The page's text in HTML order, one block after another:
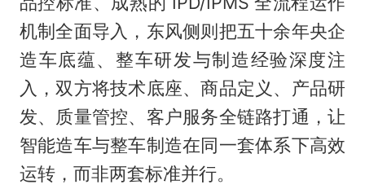
机制全面导入，东风侧则把五十余年央企
造车底蕴、整车研发与制造经验深度注
入，双方将技术底座、商品定义、产品研
发、质量管控、客户服务全链路打通，让
智能造车与整车制造在同一套体系下高效
运转，而非两套标准并行。